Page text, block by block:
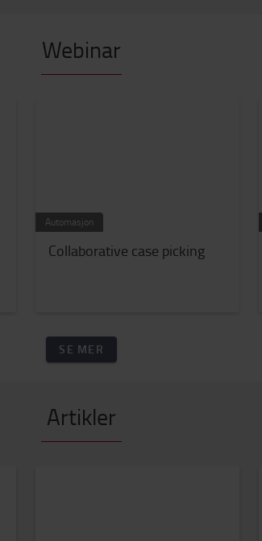
Webinar
Automasjon
Collaborative case picking
SE MER
Artikler